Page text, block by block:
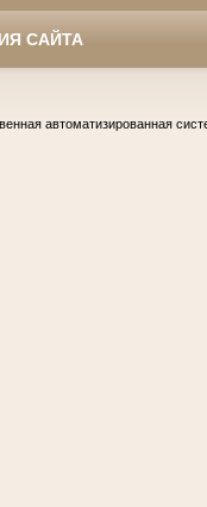
САЙТА
автоматизированная